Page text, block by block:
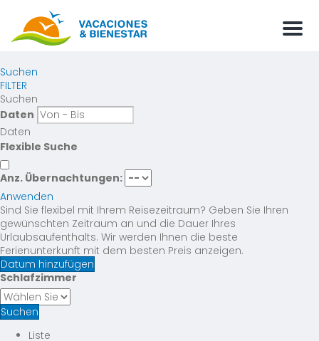
Menu
Suchen
FILTER
Suchen
Daten
Daten
Flexible Suche
Anz. Übernachtungen:
Anwenden
Sind Sie flexibel mit Ihrem Reisezeitraum? Geben Sie Ihren
gewünschten Zeitraum an und die Dauer Ihres
Urlaubsaufenthalts. Wir werden Ihnen die beste
Ferienunterkunft mit dem besten Preis anzeigen.
Datum hinzufügen
Schlafzimmer
Suchen
Liste